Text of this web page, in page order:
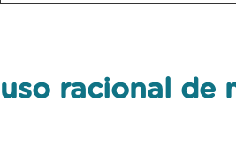
uso racional de